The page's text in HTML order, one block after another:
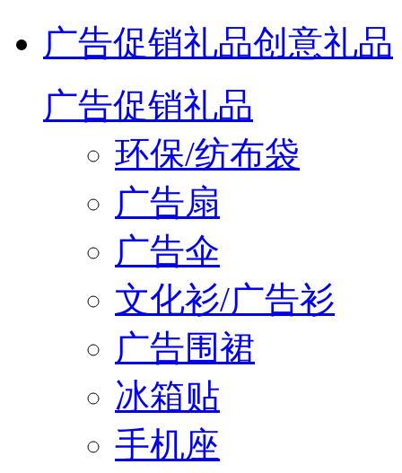
广告促销礼品创意礼品
广告促销礼品
环保/纺布袋
广告扇
广告伞
文化衫/广告衫
广告围裙
冰箱贴
手机座